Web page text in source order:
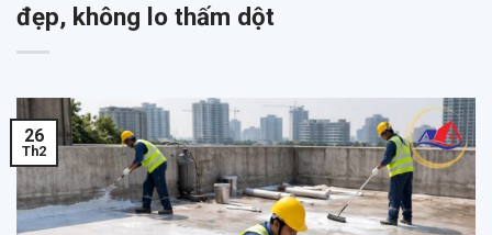
đẹp, không lo thấm dột
26
Th2